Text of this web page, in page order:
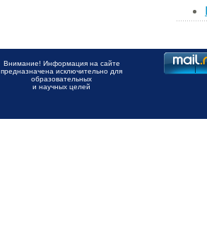
Внимание! Информация на сайте
предназначена исключительно для
образовательных
и научных целей